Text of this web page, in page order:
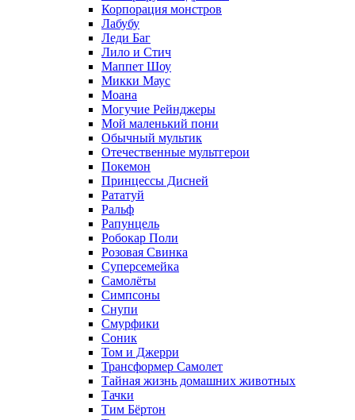
Корпорация монстров
Лабубу
Леди Баг
Лило и Стич
Маппет Шоу
Микки Маус
Моана
Могучие Рейнджеры
Мой маленький пони
Обычный мультик
Отечественные мультгерои
Покемон
Принцессы Дисней
Рататуй
Ральф
Рапунцель
Робокар Поли
Розовая Свинка
Суперсемейка
Самолёты
Симпсоны
Снупи
Смурфики
Соник
Том и Джерри
Трансформер Самолет
Тайная жизнь домашних животных
Тачки
Тим Бёртон